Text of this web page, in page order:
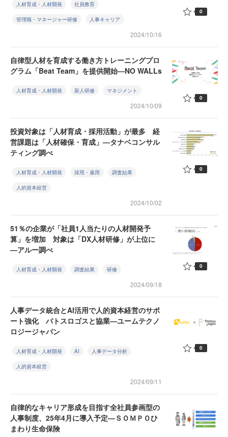
人材育成・人材開発 社員教育
管理職・マネージャー研修 人事キャリア
2024/10/16
0
自律型人材を育成する働き方トレーニングプロ
グラム「Beat Team」を提供開始—NO WALLs
人材育成・人材開発 新人研修 マネジメント
2024/10/09
0
投資対象は「人材育成・採用活動」が最多 経
営課題は「人材確保・育成」—タナベコンサル
ティング調べ
人材育成・人材開発 採用・雇用 調査結果
人的資本経営
2024/10/02
0
51％の企業が「社員1人当たりの人材開発予
算」を増加 対象は「DX人材研修」が上位に
—アルー調べ
人材育成・人材開発 調査結果 研修
2024/09/18
0
人事データ統合とAI活用で人的資本経営のサポ
ート強化 パトスロゴスと協業—ユームテクノ
ロジージャパン
人材育成・人材開発 AI 人事データ分析
人的資本経営
2024/09/11
0
自律的なキャリア形成を目指す全社員参画型の
人事制度、25年4月に導入予定—ＳＯＭＰＯひ
まわり生命保険